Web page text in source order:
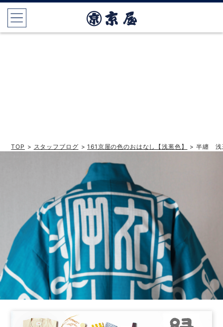
TOP > スタッフブログ >161京屋の色のおはなし【浅葱色】 > 半纏